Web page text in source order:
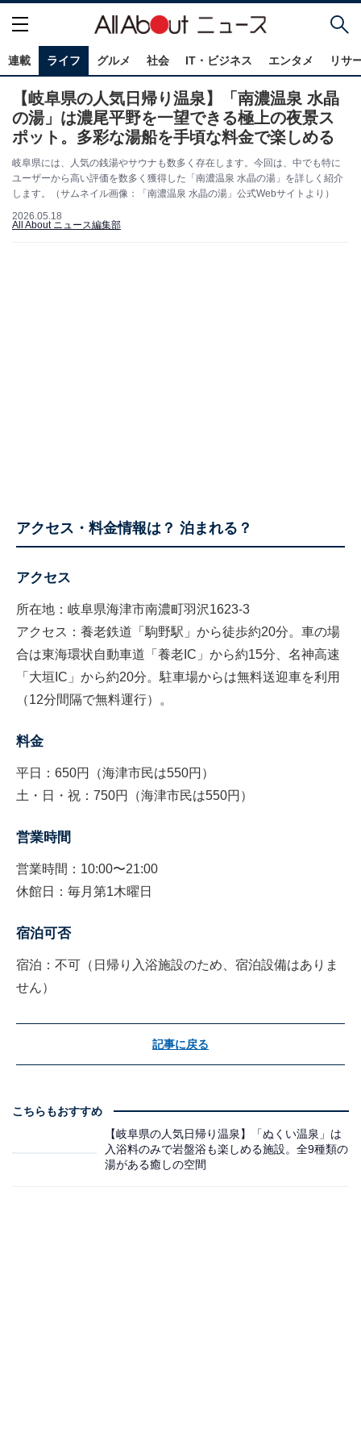
連載 ライフ グルメ 社会 IT・ビジネス エンタメ リサ
【岐阜県の人気日帰り温泉】「南濃温泉 水晶
の湯」は濃尾平野を一望できる極上の夜景ス
ポット。多彩な湯船を手頃な料金で楽しめる
岐阜県には、人気の銭湯やサウナも数多く存在します。今回は、中でも特に
ユーザーから高い評価を数多く獲得した「南濃温泉 水晶の湯」を詳しく紹介
します。（サムネイル画像：「南濃温泉 水晶の湯」公式Webサイトより）
2026.05.18
All About ニュース編集部
アクセス・料金情報は？ 泊まれる？
アクセス
所在地：岐阜県海津市南濃町羽沢1623-3
アクセス：養老鉄道「駒野駅」から徒歩約20分。車の場
合は東海環状自動車道「養老IC」から約15分、名神高速
「大垣IC」から約20分。駐車場からは無料送迎車を利用
（12分間隔で無料運行）。
料金
平日：650円（海津市民は550円）
土・日・祝：750円（海津市民は550円）
営業時間
営業時間：10:00〜21:00
休館日：毎月第1木曜日
宿泊可否
宿泊：不可（日帰り入浴施設のため、宿泊設備はありま
せん）
記事に戻る
こちらもおすすめ
【岐阜県の人気日帰り温泉】「ぬくい温泉」は
入浴料のみで岩盤浴も楽しめる施設。全9種類の
湯がある癒しの空間